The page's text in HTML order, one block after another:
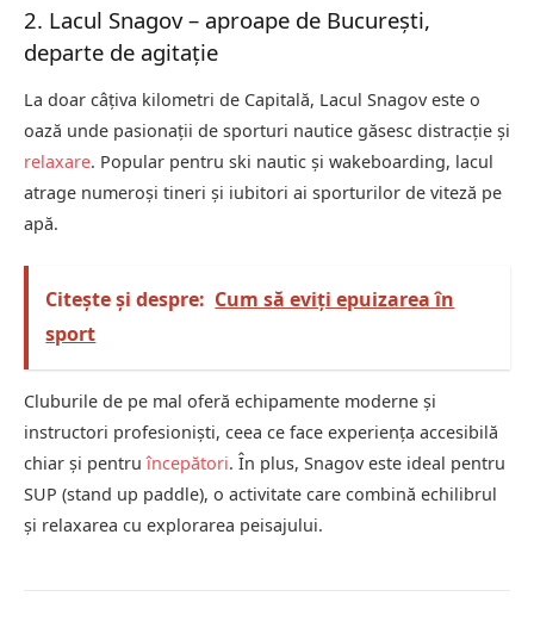
2. Lacul Snagov – aproape de București,
departe de agitație
La doar câțiva kilometri de Capitală, Lacul Snagov este o
oază unde pasionații de sporturi nautice găsesc distracție și
relaxare. Popular pentru ski nautic și wakeboarding, lacul
atrage numeroși tineri și iubitori ai sporturilor de viteză pe
apă.
Citește și despre: Cum să eviți epuizarea în
sport
Cluburile de pe mal oferă echipamente moderne și
instructori profesioniști, ceea ce face experiența accesibilă
chiar și pentruîncepători. În plus, Snagov este ideal pentru
SUP (stand up paddle), o activitate care combină echilibrul
și relaxarea cu explorarea peisajului.